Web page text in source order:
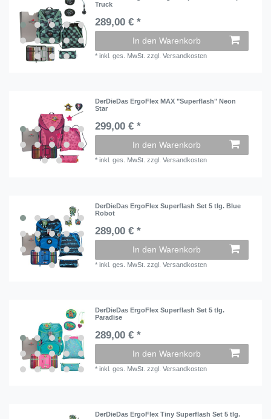
Truck
289,00 € *
In den Warenkorb
*inkl. ges. MwSt. zzgl.Versandkosten
DerDieDas ErgoFlex MAX "Superflash" Neon
Star
299,00 € *
In den Warenkorb
*inkl. ges. MwSt. zzgl.Versandkosten
DerDieDas ErgoFlex Superflash Set 5 tlg. Blue
Robot
289,00 € *
In den Warenkorb
*inkl. ges. MwSt. zzgl.Versandkosten
DerDieDas ErgoFlex Superflash Set 5 tlg.
Paradise
289,00 € *
In den Warenkorb
*inkl. ges. MwSt. zzgl.Versandkosten
DerDieDas ErgoFlex Tiny Superflash Set 5 tlg.